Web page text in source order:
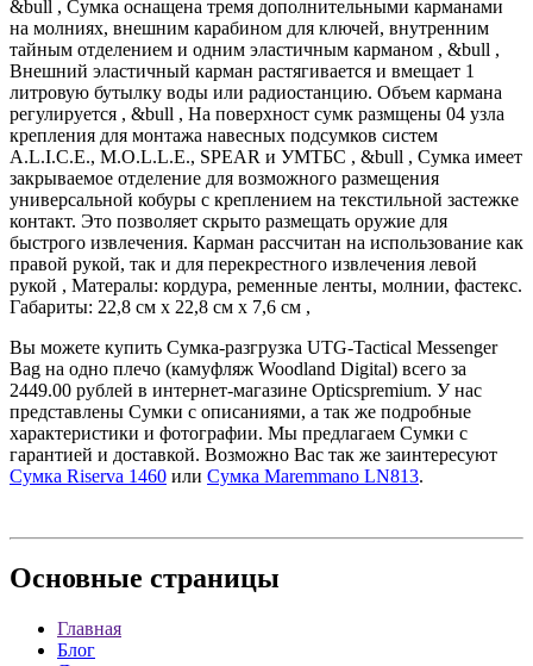
&bull , Сумка оснащена тремя дополнительными карманами
на молниях, внешним карабином для ключей, внутренним
тайным отделением и одним эластичным карманом , &bull ,
Внешний эластичный карман растягивается и вмещает 1
литровую бутылку воды или радиостанцию. Объем кармана
регулируется , &bull , На поверхност сумк размщены 04 узла
крепления для монтажа навесных подсумков систем
A.L.I.C.E., M.O.L.L.E., SPEAR и УМТБС , &bull , Сумка имеет
закрываемое отделение для возможного размещения
универсальной кобуры с креплением на текстильной застежке
контакт. Это позволяет скрыто размещать оружие для
быстрого извлечения. Карман рассчитан на использование как
правой рукой, так и для перекрестного извлечения левой
рукой , Матералы: кордура, ременные ленты, молнии, фастекс.
Габариты: 22,8 см x 22,8 см x 7,6 см ,
Вы можете купить Сумка-разгрузка UTG-Tactical Messenger
Bag на одно плечо (камуфляж Woodland Digital) всего за
2449.00 рублей в интернет-магазине Opticspremium. У нас
представлены Сумки с описаниями, а так же подробные
характеристики и фотографии. Мы предлагаем Сумки с
гарантией и доставкой. Возможно Вас так же заинтересуют
Сумка Riserva 1460 или Сумка Maremmano LN813.
Основные страницы
Главная
Блог